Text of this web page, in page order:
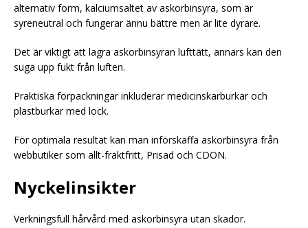
alternativ form, kalciumsaltet av askorbinsyra, som är
syreneutral och fungerar ännu bättre men är lite dyrare.
Det är viktigt att lagra askorbinsyran lufttätt, annars kan den
suga upp fukt från luften.
Praktiska förpackningar inkluderar medicinskarburkar och
plastburkar med lock.
För optimala resultat kan man införskaffa askorbinsyra från
webbutiker som allt-fraktfritt, Prisad och CDON.
Nyckelinsikter
Verkningsfull hårvård med askorbinsyra utan skador.